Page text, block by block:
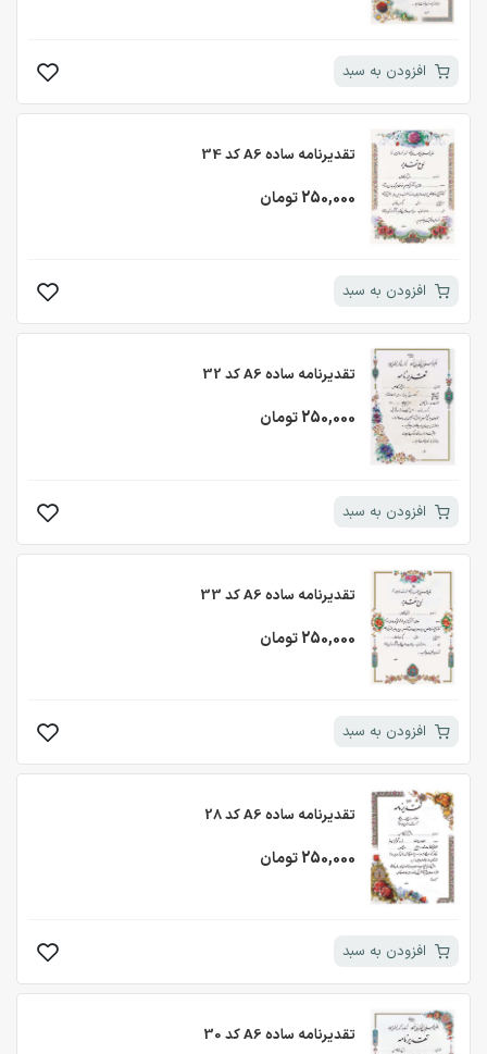
افزودن به سبد
تقدیرنامه ساده A6 کد 34
250,000 تومان
افزودن به سبد
تقدیرنامه ساده A6 کد 32
250,000 تومان
افزودن به سبد
تقدیرنامه ساده A6 کد 33
250,000 تومان
افزودن به سبد
تقدیرنامه ساده A6 کد 28
250,000 تومان
افزودن به سبد
تقدیرنامه ساده A6 کد 30